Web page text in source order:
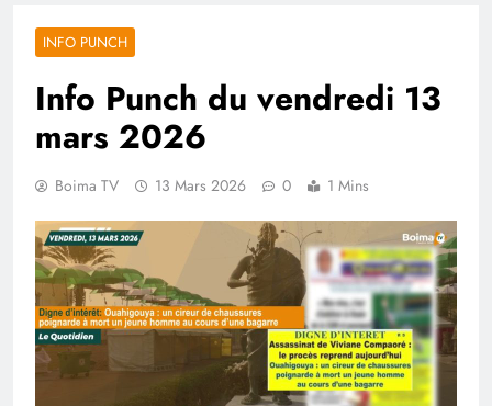
INFO PUNCH
Info Punch du vendredi 13
mars 2026
Boima TV 13 Mars 2026 0 1 Mins